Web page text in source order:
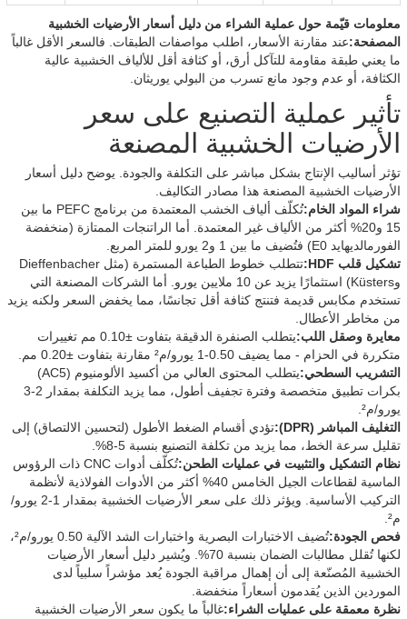
معلومات قيّمة حول عملية الشراء من دليل أسعار الأرضيات الخشبية
المصفحة:عند مقارنة الأسعار، اطلب مواصفات الطبقات. فالسعر الأقل غالباً
ما يعني طبقة مقاومة للتآكل أرق، أو كثافة أقل للألياف الخشبية عالية
الكثافة، أو عدم وجود مانع تسرب من البولي يوريثان.
تأثير عملية التصنيع على سعر
الأرضيات الخشبية المصنعة
تؤثر أساليب الإنتاج بشكل مباشر على التكلفة والجودة. يوضح دليل أسعار
الأرضيات الخشبية المصنعة هذا مصادر التكاليف.
شراء المواد الخام:
تُكلّف ألياف الخشب المعتمدة من برنامج PEFC ما بين
15 و20% أكثر من الألياف غير المعتمدة. أما الراتنجات الممتازة (منخفضة
الفورمالديهايد E0) فتُضيف ما بين 1 و2 يورو للمتر المربع.
تشكيل قلب HDF:
تتطلب خطوط الطباعة المستمرة (مثل Dieffenbacher
وKüsters) استثمارًا يزيد عن 10 ملايين يورو. أما الشركات المصنعة التي
تستخدم مكابس قديمة فتنتج كثافة أقل تجانسًا، مما يخفض السعر ولكنه يزيد
من مخاطر الأعطال.
معايرة وصقل اللب:
يتطلب الصنفرة الدقيقة بتفاوت ±0.10 مم تغييرات
متكررة في الحزام - مما يضيف 0.50-1 يورو/م² مقارنة بتفاوت ±0.20 مم.
التشريب السطحي:
يتطلب المحتوى العالي من أكسيد الألومنيوم (AC5)
بكرات تطبيق متخصصة وفترة تجفيف أطول، مما يزيد التكلفة بمقدار 2-3
يورو/م².
التغليف المباشر (DPR):
تؤدي أقسام الضغط الأطول (لتحسين الالتصاق) إلى
تقليل سرعة الخط، مما يزيد من تكلفة التصنيع بنسبة 5-8%.
نظام التشكيل والتثبيت في عمليات الطحن:
تُكلّف أدوات CNC ذات الرؤوس
الماسية لقطاعات الجيل الخامس 40% أكثر من الأدوات الفولاذية لأنظمة
التركيب الأساسية. ويؤثر ذلك على سعر الأرضيات الخشبية بمقدار 1-2 يورو/
م².
فحص الجودة:
تُضيف الاختبارات البصرية واختبارات الشد الآلية 0.50 يورو/م²،
لكنها تُقلل مطالبات الضمان بنسبة 70%. ويُشير دليل أسعار الأرضيات
الخشبية المُصنّعة إلى أن إهمال مراقبة الجودة يُعد مؤشراً سلبياً لدى
الموردين الذين يُقدمون أسعاراً منخفضة.
نظرة معمقة على عمليات الشراء:غالباً ما يكون سعر الأرضيات الخشبية